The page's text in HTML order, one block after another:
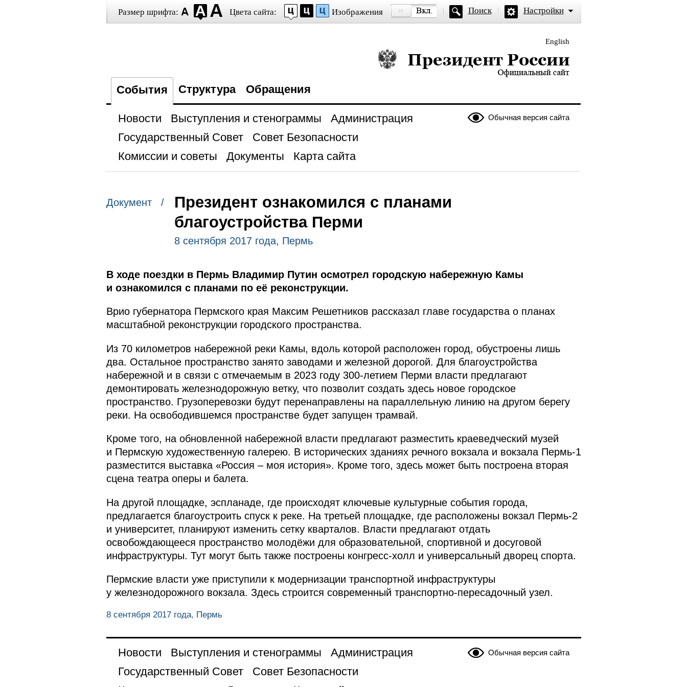
Размер шрифта: Цвета сайта: Изображения Поиск Настройки
English
Президент России — официальный сайт
События Структура Обращения
Обычная версия сайта
Новости Выступления и стенограммы
Администрация
Государственный Совет
Совет Безопасности
Комиссии и советы
Документы Карта сайта
Документ /
Президент ознакомился с планами
благоустройства Перми
8 сентября 2017 года, Пермь
В ходе поездки в Пермь Владимир Путин осмотрел городскую набережную Камы
и ознакомился с планами по её реконструкции.
Врио губернатора Пермского края Максим Решетников рассказал главе государства о планах
масштабной реконструкции городского пространства.
Из 70 километров набережной реки Камы, вдоль которой расположен город, обустроены лишь
два. Остальное пространство занято заводами и железной дорогой. Для благоустройства
набережной и в связи с отмечаемым в 2023 году 300-летием Перми власти предлагают
демонтировать железнодорожную ветку, что позволит создать здесь новое городское
пространство. Грузоперевозки будут перенаправлены на параллельную линию на другом берегу
реки. На освободившемся пространстве будет запущен трамвай.
Кроме того, на обновленной набережной власти предлагают разместить краеведческий музей
и Пермскую художественную галерею. В исторических зданиях речного вокзала и вокзала Пермь-1
разместится выставка «Россия – моя история». Кроме того, здесь может быть построена вторая
сцена театра оперы и балета.
На другой площадке, эспланаде, где происходят ключевые культурные события города,
предлагается благоустроить спуск к реке. На третьей площадке, где расположены вокзал Пермь-2
и университет, планируют изменить сетку кварталов. Власти предлагают отдать
освобождающееся пространство молодёжи для образовательной, спортивной и досуговой
инфраструктуры. Тут могут быть также построены конгресс-холл и универсальный дворец спорта.
Пермские власти уже приступили к модернизации транспортной инфраструктуры
у железнодорожного вокзала. Здесь строится современный транспортно-пересадочный узел.
8 сентября 2017 года, Пермь
Обычная версия сайта
Новости Выступления и стенограммы
Администрация
Государственный Совет
Совет Безопасности